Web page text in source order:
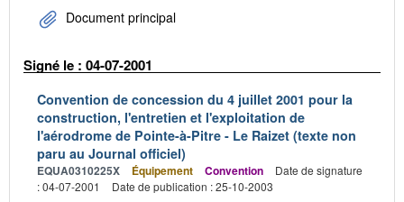
Document principal
Signé le : 04-07-2001
Convention de concession du 4 juillet 2001 pour la
construction, l'entretien et l'exploitation de
l'aérodrome de Pointe-à-Pitre - Le Raizet (texte non
paru au Journal officiel)
EQUA0310225X Équipement Convention
Date de signature
: 04-07-2001
Date de publication : 25-10-2003